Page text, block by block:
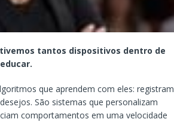
tantos dispositivos dentro de
que aprendem com eles: registram
São sistemas que personalizam
comportamentos em uma velocidade